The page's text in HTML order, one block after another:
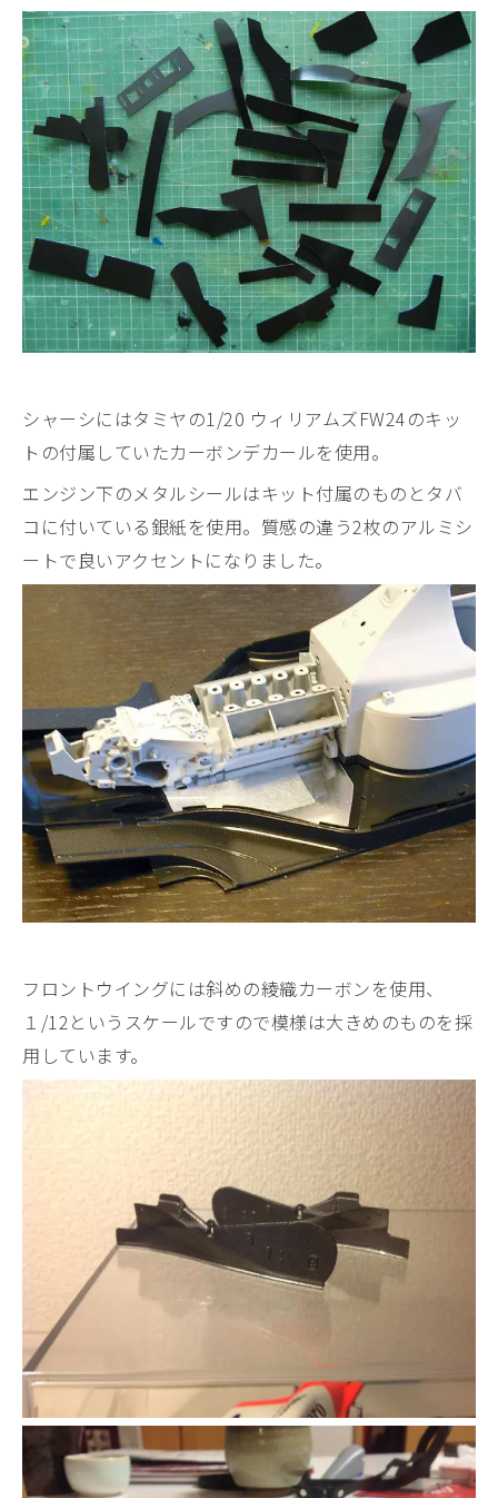
シャーシにはタミヤの1/20 ウィリアムズFW24のキッ
トの付属していたカーボンデカールを使用。
エンジン下のメタルシールはキット付属のものとタバ
コに付いている銀紙を使用。質感の違う2枚のアルミシ
ートで良いアクセントになりました。
フロントウイングには斜めの綾織カーボンを使用、
１/12というスケールですので模様は大きめのものを採
用しています。